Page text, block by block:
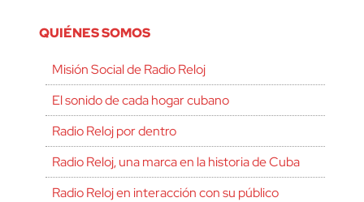
QUIÉNES SOMOS
Misión Social de Radio Reloj
El sonido de cada hogar cubano
Radio Reloj por dentro
Radio Reloj, una marca en la historia de Cuba
Radio Reloj en interacción con su público